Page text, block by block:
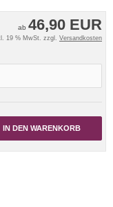
ab 46,90 EUR
19 % MwSt. zzgl. Versandkosten
IN DEN WARENKORB